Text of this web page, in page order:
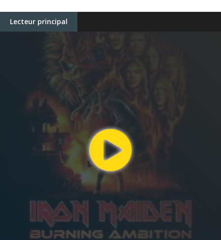
Lecteur principal